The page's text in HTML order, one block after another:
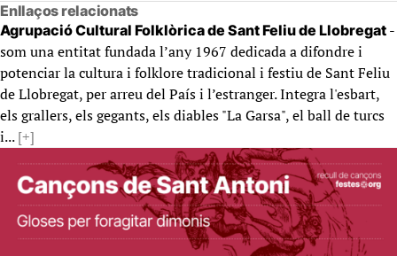
Enllaços relacionats
Agrupació Cultural Folklòrica de Sant Feliu de Llobregat -
som una entitat fundada l’any 1967 dedicada a difondre i
potenciar la cultura i folklore tradicional i festiu de Sant Feliu
de Llobregat, per arreu del País i l’estranger. Integra l'esbart,
els grallers, els gegants, els diables "La Garsa", el ball de turcs
i...[+]